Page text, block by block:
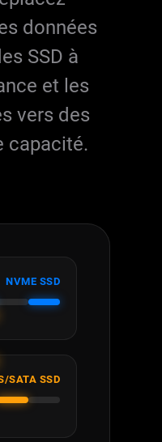
données
SSD à
et les
vers des
capacité.
NVME SSD
SATA SSD